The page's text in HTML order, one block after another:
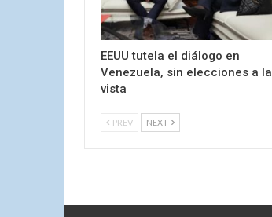
EEUU tutela el diálogo en
Venezuela, sin elecciones a la
vista
PREV NEXT